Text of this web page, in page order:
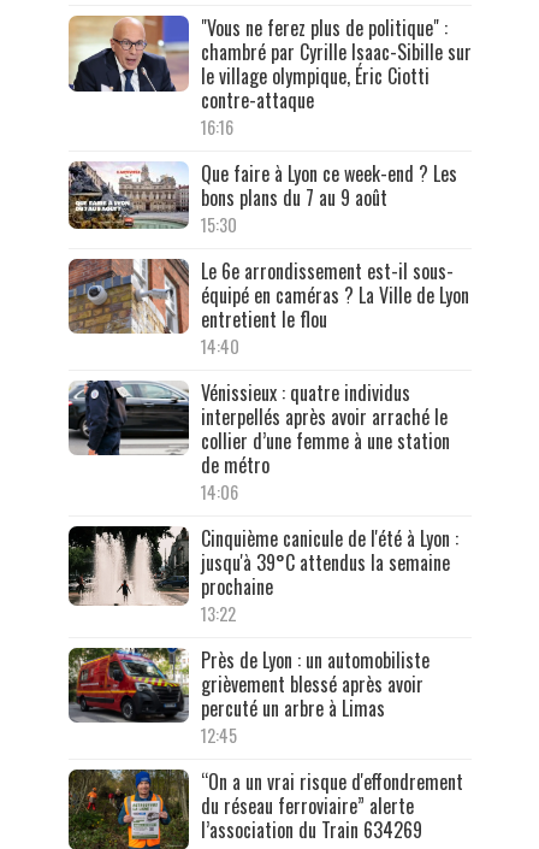
"Vous ne ferez plus de politique" :
chambré par Cyrille Isaac-Sibille sur
le village olympique, Éric Ciotti
contre-attaque
16:16
Que faire à Lyon ce week-end ? Les
bons plans du 7 au 9 août
15:30
Le 6e arrondissement est-il sous-
équipé en caméras ? La Ville de Lyon
entretient le flou
14:40
Vénissieux : quatre individus
interpellés après avoir arraché le
collier d’une femme à une station
de métro
14:06
Cinquième canicule de l'été à Lyon :
jusqu'à 39°C attendus la semaine
prochaine
13:22
Près de Lyon : un automobiliste
grièvement blessé après avoir
percuté un arbre à Limas
12:45
“On a un vrai risque d'effondrement
du réseau ferroviaire” alerte
l’association du Train 634269